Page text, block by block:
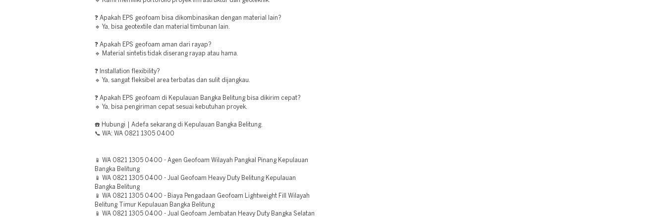
❓ Apakah EPS geofoam bisa dikombinasikan dengan material lain?
🔹 Ya, bisa geotextile dan material timbunan lain.
❓ Apakah EPS geofoam aman dari rayap?
🔹 Material sintetis tidak diserang rayap atau hama.
❓ Installation flexibility?
🔹 Ya, sangat fleksibel area terbatas dan sulit dijangkau.
❓ Apakah EPS geofoam di Kepulauan Bangka Belitung bisa dikirim cepat?
🔹 Ya, bisa pengiriman cepat sesuai kebutuhan proyek.
☎️ Hubungi | Adefa sekarang di Kepulauan Bangka Belitung.
📞 WA: WA 0821 1305 0400
📱 WA 0821 1305 0400 - Agen Geofoam Wilayah Pangkal Pinang Kepulauan
Bangka Belitung
📱 WA 0821 1305 0400 - Jual Geofoam Heavy Duty Belitung Kepulauan
Bangka Belitung
📱 WA 0821 1305 0400 - Biaya Pengadaan Geofoam Lightweight Fill Wilayah
Belitung Timur Kepulauan Bangka Belitung
📱 WA 0821 1305 0400 - Jual Geofoam Jembatan Heavy Duty Bangka Selatan